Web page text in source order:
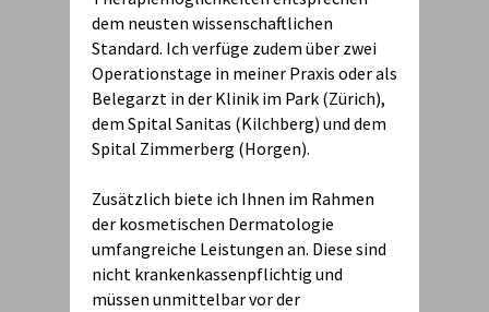
dem neusten wissenschaftlichen
Standard. Ich verfüge zudem über zwei
Operationstage in meiner Praxis oder als
Belegarzt in der Klinik im Park (Zürich),
dem Spital Sanitas (Kilchberg) und dem
Spital Zimmerberg (Horgen).
Zusätzlich biete ich Ihnen im Rahmen
der kosmetischen Dermatologie
umfangreiche Leistungen an. Diese sind
nicht krankenkassenpflichtig und
müssen unmittelbar vor der